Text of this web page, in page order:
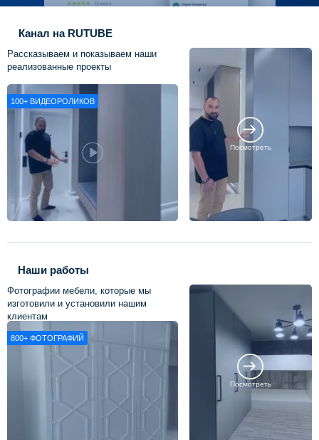
Канал на RUTUBE
Рассказываем и показываем наши
реализованные проекты
100+ ВИДЕОРОЛИКОВ
Посмотреть
Наши работы
Фотографии мебели, которые мы
изготовили и установили нашим
клиентам
800+ ФОТОГРАФИЙ
Посмотреть